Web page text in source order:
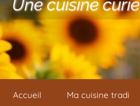
Une cuisine
Accueil Ma cuisine tradi